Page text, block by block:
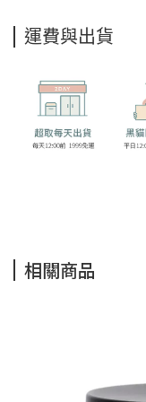
運費與出貨
相關商品